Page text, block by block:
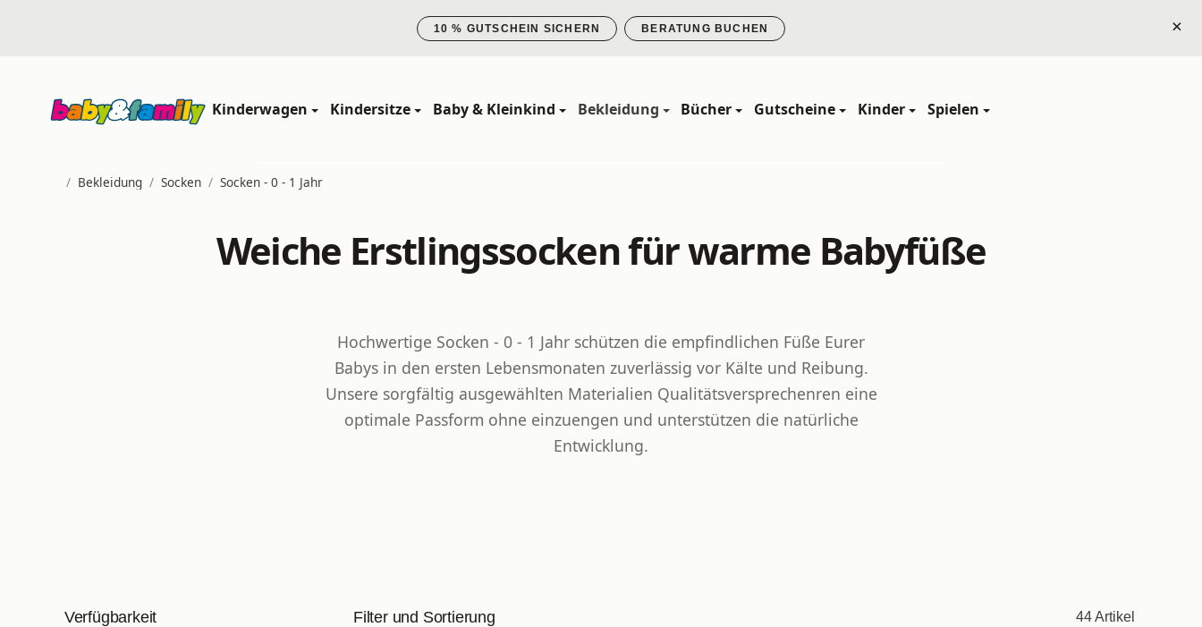
10 % GUTSCHEIN SICHERN BERATUNG BUCHEN ×
Kinderwagen Kindersitze Baby & Kleinkind Bekleidung Bücher Gutscheine Kinder Spielen
/ Bekleidung / Socken / Socken - 0 - 1 Jahr
Weiche Erstlingssocken für warme Babyfüße
Hochwertige Socken - 0 - 1 Jahr schützen die empfindlichen Füße Eurer
Babys in den ersten Lebensmonaten zuverlässig vor Kälte und Reibung.
Unsere sorgfältig ausgewählten Materialien Qualitätsversprechenren eine
optimale Passform ohne einzuengen und unterstützen die natürliche
Entwicklung.
Filter und Sortierung 44 Artikel
Verfügbarkeit